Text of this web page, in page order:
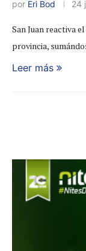
por Eri Bod 24
San Juan reactiva
provincia,
Leer más